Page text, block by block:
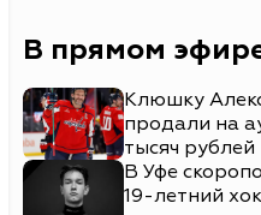
В прямом
Клюшку
продали на
тысяч рублей
В Уфе
19-летний